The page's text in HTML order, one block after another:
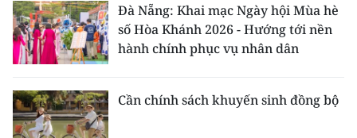
Đà Nẵng: Khai mạc Ngày hội Mùa hè
số Hòa Khánh 2026 - Hướng tới nền
hành chính phục vụ nhân dân
Cần chính sách khuyến sinh đồng bộ